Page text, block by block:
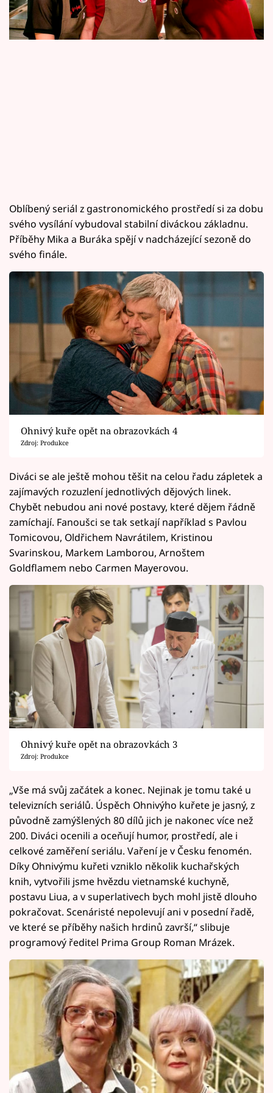
Sledujte prima+
Sledujte nás
Oblíbený seriál z gastronomického prostředí si za dobu
svého vysílání vybudoval stabilní diváckou základnu.
Příběhy Mika a Buráka spějí v nadcházející sezoně do
svého finále.
Ohnivý kuře opět na obrazovkách 4
Zdroj: Produkce
Diváci se ale ještě mohou těšit na celou řadu zápletek a
zajímavých rozuzlení jednotlivých dějových linek.
Chybět nebudou ani nové postavy, které dějem řádně
zamíchají. Fanoušci se tak setkají například s Pavlou
Tomicovou, Oldřichem Navrátilem, Kristinou
Svarinskou, Markem Lamborou, Arnoštem
Goldflamem nebo Carmen Mayerovou.
Ohnivý kuře opět na obrazovkách 3
Zdroj: Produkce
„Vše má svůj začátek a konec. Nejinak je tomu také u
televizních seriálů. Úspěch Ohnivýho kuřete je jasný, z
původně zamýšlených 80 dílů jich je nakonec více než
200. Diváci ocenili a oceňují humor, prostředí, ale i
celkové zaměření seriálu. Vaření je v Česku fenomén.
Díky Ohnivýmu kuřeti vzniklo několik kuchařských
knih, vytvořili jsme hvězdu vietnamské kuchyně,
postavu Liua, a v superlativech bych mohl jistě dlouho
pokračovat. Scenáristé nepolevují ani v posední řadě,
ve které se příběhy našich hrdinů završí,“ slibuje
programový ředitel Prima Group Roman Mrázek.